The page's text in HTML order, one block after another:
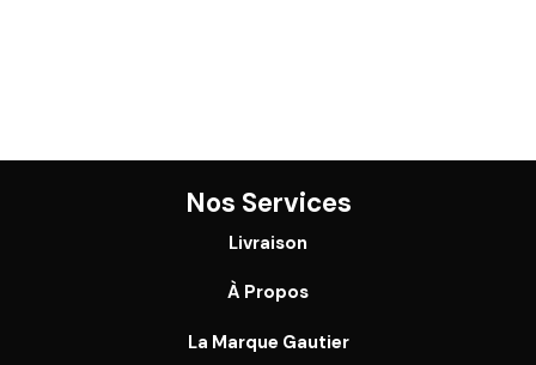
Nos Services
Livraison
À Propos
La Marque Gautier